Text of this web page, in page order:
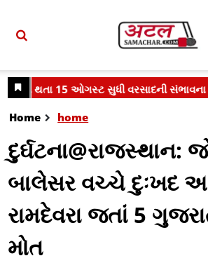
Home home
દુર્ઘટના@રાજસ્થાન:
બાલેસર વચ્ચે દુઃખદ
રામદેવરા જતાં 5
મોત